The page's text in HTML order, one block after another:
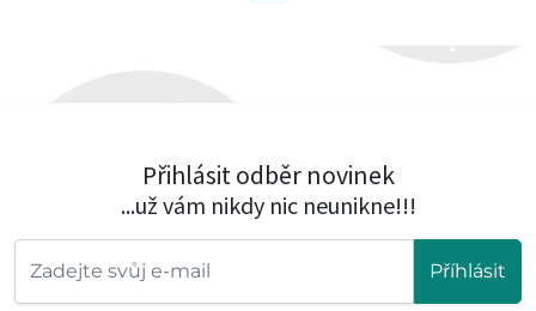
Přihlásit odběr novinek
...už vám nikdy nic neunikne!!!
Příhlásit